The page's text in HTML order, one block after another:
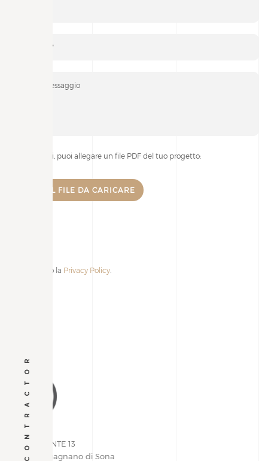
Se lo desideri, puoi allegare un file PDF del tuo progetto:
Accetto la Privacy Policy
VIA PIEMONTE 13
37060 | Lugagnano di Sona